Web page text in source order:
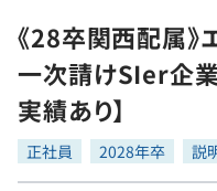
転職成功ガイド
転職エージェント
インタビュー
転職成功ガイド
求人検索
本選考
インターン
学習
問題集
プログラミング言語
ゲーム・マンガ
《28卒関西配属》
一次請けSIer企
実績あり】
正社員 2028年卒 説